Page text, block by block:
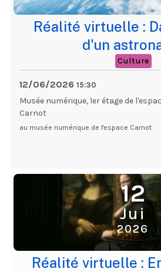
Réalité virtuelle :
d'un
Culture
12/06/2026 15:30
Musée numérique, 1er étage de
Carnot
au musée numérique de l'espace Carnot
12
Jui
2026
Réalité virtuelle :